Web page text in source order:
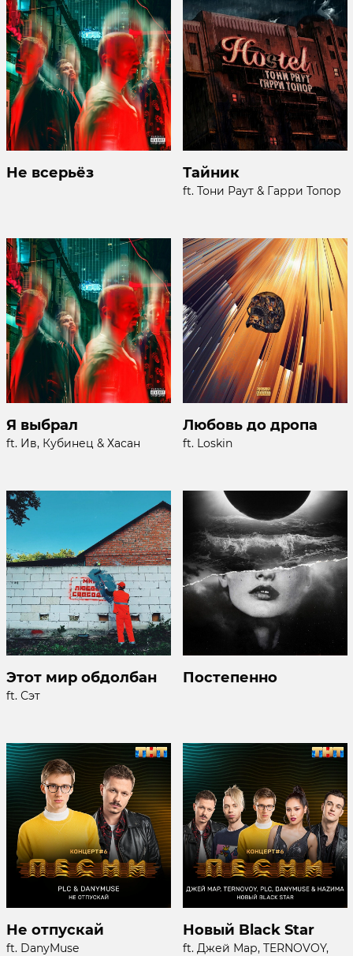
Не всерьёз Тайник
ft. Тони Раут & Гарри Топор
Я выбрал
ft. Ив, Кубинец & Хасан
Любовь до дропа
ft. Loskin
Этот мир обдолбан
ft. Сэт
Постепенно
Не отпускай
ft. DanyMuse
Новый Black Star
ft. Джей Мар, TERNOVOY,